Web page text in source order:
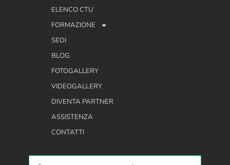
ELENCO CTU
FORMAZIONE
SEDI
BLOG
FOTOGALLERY
VIDEOGALLERY
DIVENTA PARTNER
ASSISTENZA
CONTATTI